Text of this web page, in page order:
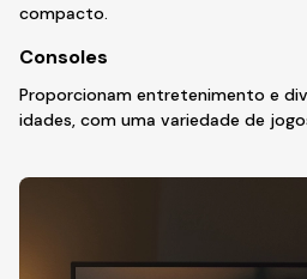
compacto.
Consoles
Proporcionam entretenimento e
idades, com uma variedade de